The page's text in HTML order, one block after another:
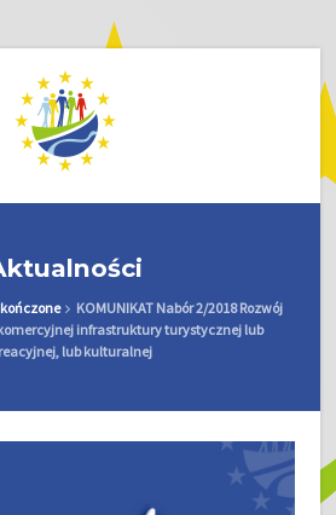
KOMUNIKAT Nabór 2/2018 Rozwój
infrastruktury turystycznej lub
lub kulturalnej